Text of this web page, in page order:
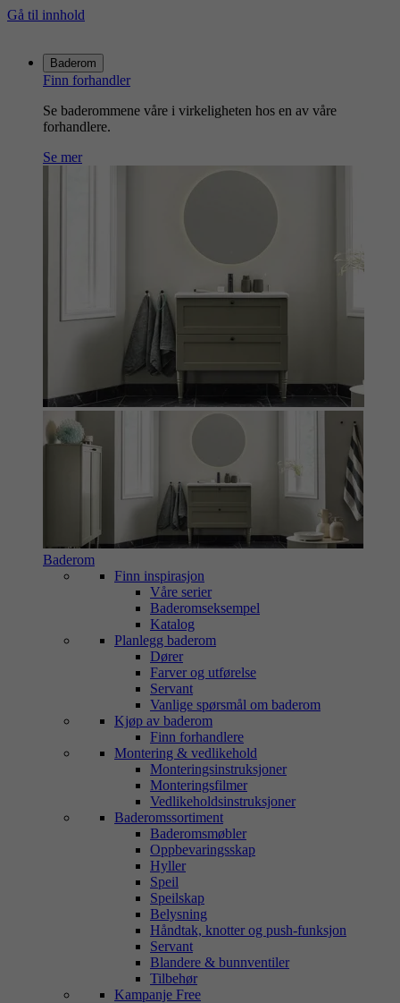
Gå til innhold
hjemmesiden
Baderom
Finn forhandler
Se baderommene våre i virkeligheten hos en av våre
forhandlere.
Se mer
Baderom
Finn inspirasjon
Våre serier
Baderomseksempel
Katalog
Planlegg baderom
Dører
Farver og utførelse
Servant
Vanlige spørsmål om baderom
Kjøp av baderom
Finn forhandlere
Montering & vedlikehold
Monteringsinstruksjoner
Monteringsfilmer
Vedlikeholdsinstruksjoner
Baderomssortiment
Baderomsmøbler
Oppbevaringsskap
Hyller
Speil
Speilskap
Belysning
Håndtak, knotter og push-funksjon
Servant
Blandere & bunnventiler
Tilbehør
Kampanje Free